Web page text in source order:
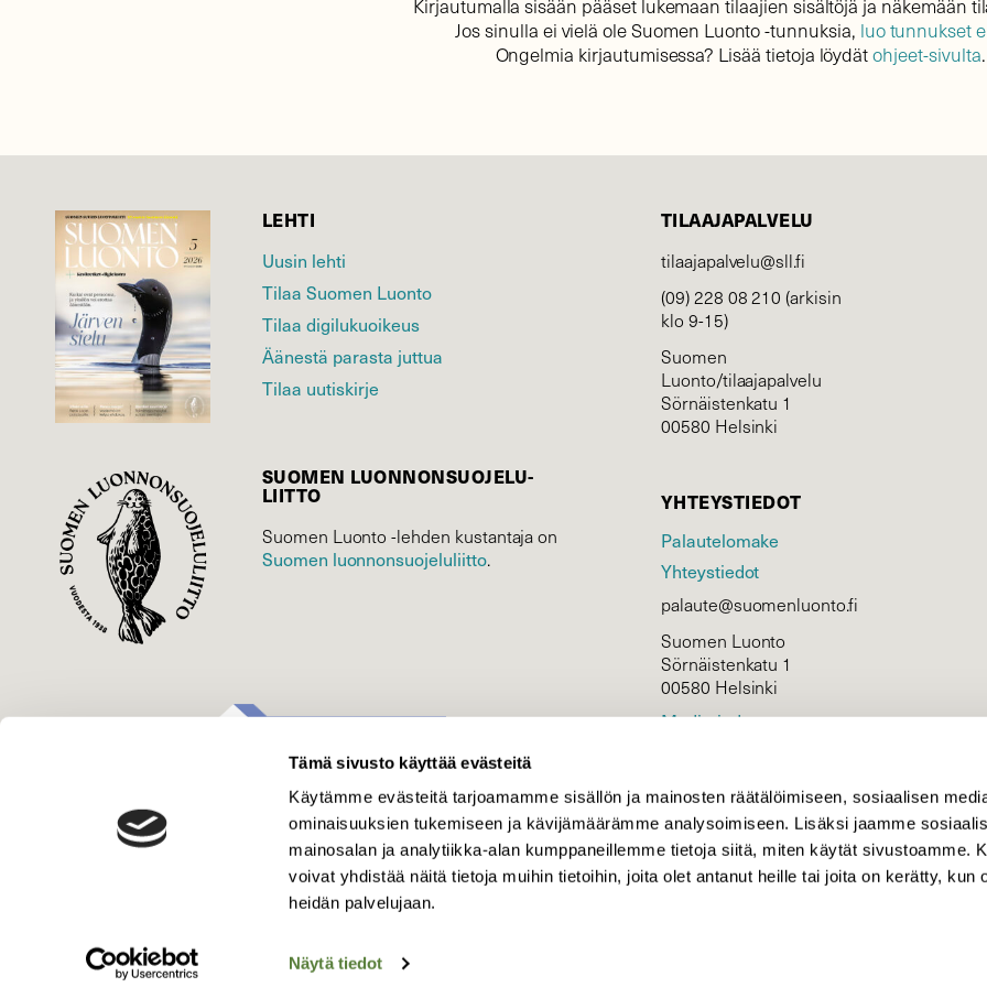
Tämä sivusto käyttää evästeitä
Käytämme evästeitä tarjoamamme sisällön ja mainosten räätälöimiseen, sosiaalisen
ominaisuuksien tukemiseen ja kävijämäärämme analysoimiseen. Lisäksi jaamme
mainosalan ja analytiikka-alan kumppaneillemme tietoja siitä, miten käytät sivustoamme.
voivat yhdistää näitä tietoja muihin tietoihin, joita olet antanut heille tai joita on kerätty, kun
heidän palvelujaan.
Näytä tiedot
Kirjautumalla sisään pääset lukemaan tilaajien sisältöjä ja näkemään
Jos sinulla ei vielä ole Suomen Luonto -tunnuksia, luo tunnukset
Ongelmia kirjautumisessa? Lisää tietoja löydätohjeet-sivulta.
LEHTI
Uusin lehti
Tilaa Suomen Luonto
Tilaa digilukuoikeus
Äänestä parasta juttua
Tilaa uutiskirje
SUOMEN LUONNON­SUOJELU­
LIITTO
Suomen Luonto -lehden kustantaja on
Suomen luonnonsuojelu­liitto.
TILAAJAPALVELU
tilaajapalvelu@sll.fi
(09) 228 08 210 (arkisin
klo 9-15)
Suomen
Luonto/tilaajapalvelu
Sörnäistenkatu 1
00580 Helsinki
YHTEYSTIEDOT
Palautelomake
Yhteystiedot
palaute@suomenluonto.fi
Suomen Luonto
Sörnäistenkatu 1
00580 Helsinki
Mediatiedot
KIRJAUDU